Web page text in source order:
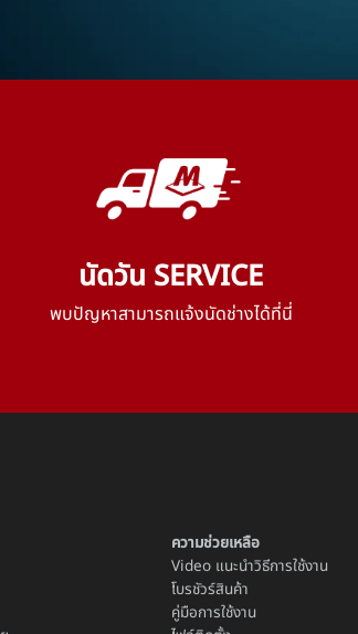
นัดวัน SERVICE
พบปัญหาสามารถแจ้งนัดช่างได้ที่นี่
ความช่วยเหลือ
Video แนะนำวิธีการใช้งาน
โบรชัวร์สินค้า
คู่มือการใช้งาน